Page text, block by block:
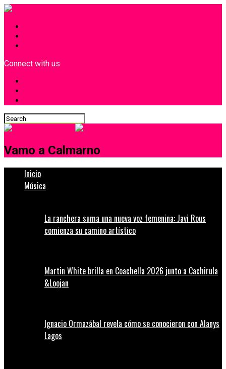
Connect with us
Vamo a Calmarno
Inicio
Música
La ranchera suma una nueva voz femenina: Javi Rous
comienza su camino artístico
Martin White brilla en Coachella 2026 junto a Cachirula
&Loojan
Ignacio Ormazábal revela cómo se conocieron con Alanys
Lagos